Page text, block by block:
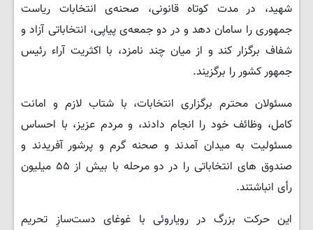
شهید، در مدت کوتاه قانونی، صحنه‌ی انتخابات ریاست
جمهوری را سامان دهد و در دو جمعه‌ی پیاپی، انتخاباتی آزاد و
شفاف برگزار کند و از میان چند نامزد، با اکثریت آراء رئیس
جمهور کشور را برگزیند.
مسئولان محترم برگزاری انتخابات، با شتاب لازم و امانت
کامل، وظائف خود را انجام دادند، و مردم عزیز، با احساس
مسئولیت به میدان آمدند و صحنه‌ گرم و پرشور آفریدند و
صندوق های انتخاباتی را در دو مرحله با بیش از ۵۵ میلیون
رأی انباشتند.
این حرکت بزرگ در رویاروئی با غوغای دست‌سازِ تحریم